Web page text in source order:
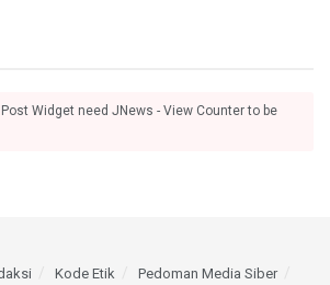
Post Widget need JNews - View Counter to be
Kode Etik Pedoman Media Siber